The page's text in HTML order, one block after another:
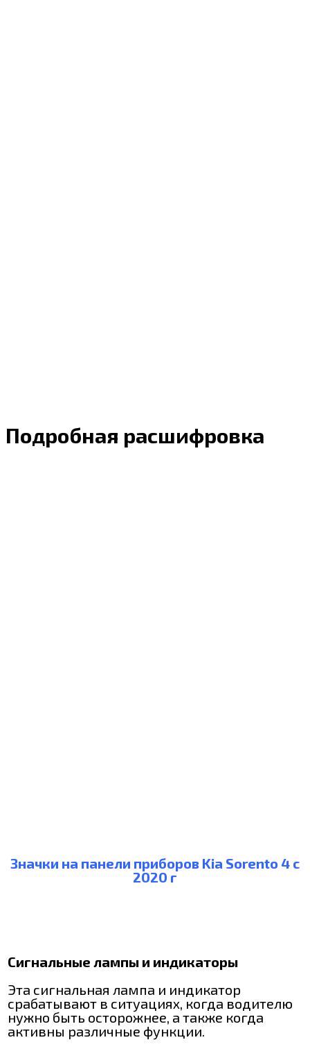
Подробная расшифровка
Значки на панели приборов Kia Sorento 4 c
2020 г
Сигнальные лампы и индикаторы
Эта сигнальная лампа и индикатор
срабатывают в ситуациях, когда водителю
нужно быть осторожнее, а также когда
активны различные функции.